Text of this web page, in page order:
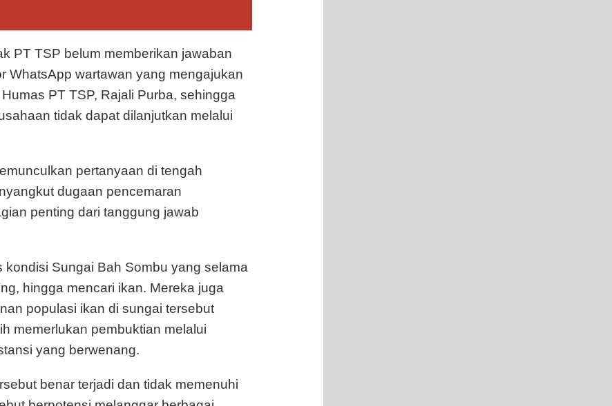
PT TSP belum memberikan jawaban
WhatsApp wartawan yang mengajukan
PT TSP, Rajali Purba, sehingga
tidak dapat dilanjutkan melalui
pertanyaan di tengah
dugaan pencemaran
penting dari tanggung jawab
Sungai Bah Sombu yang selama
hingga mencari ikan. Mereka juga
populasi ikan di sungai tersebut
memerlukan pembuktian melalui
yang berwenang.
benar terjadi dan tidak memenuhi